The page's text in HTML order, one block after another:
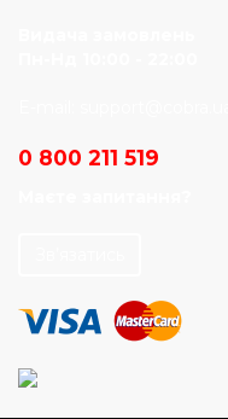
0 800 211 519